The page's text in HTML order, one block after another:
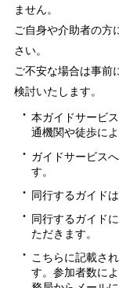
ません。
ご自身や介助者の方
さい。
ご不安な場合は事前
検討いたします。
本ガイドサービ
通機関や徒歩に
ガイドサービス
す。
同行するガイド
同行するガイド
ただきます。
こちらに記載さ
す。参加者数に